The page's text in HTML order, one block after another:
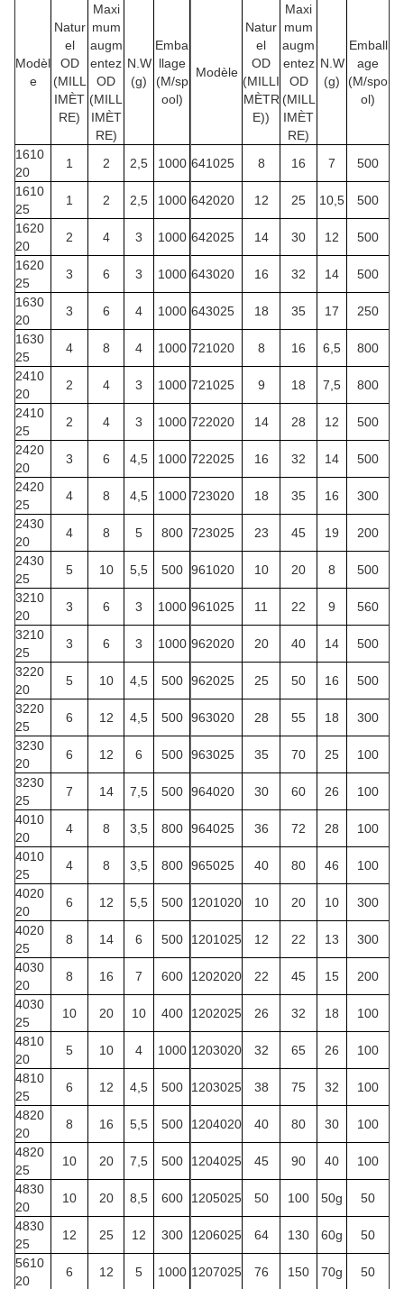
Modèl
e
Natur
el
OD
(MILL
IMÈT
RE)
Maxi
mum
augm
entez
OD
(MILL
IMÈT
RE)
N.W
(g)
Emba
llage
(M/sp
ool)
Modèle
Natur
el
OD
(MILLI
MÈTR
E))
Maxi
mum
augm
entez
OD
(MILL
IMÈT
RE)
N.W
(g)
Emball
age
(M/spo
ol)
1610
20
1 2 2,5 1000 641025 8 16 7
500
1610
25
1 2 2,5 1000 642020 12 25 10,5
500
1620
20
2 4 3 1000 642025 14 30 12
500
1620
25
3 6 3 1000 643020 16 32 14
500
1630
20
3 6 4 1000 643025 18 35 17
250
1630
25
4 8 4 1000 721020 8 16 6,5
800
2410
20
2 4 3 1000 721025 9 18 7,5
800
2410
25
2 4 3 1000 722020 14 28 12
500
2420
20
3 6 4,5 1000 722025 16 32 14
500
2420
25
4 8 4,5 1000 723020 18 35 16
300
2430
20
4 8 5 800 723025 23 45 19
200
2430
25
5 10 5,5 500 961020 10 20 8
500
3210
20
3 6 3 1000 961025 11 22 9
560
3210
25
3 6 3 1000 962020 20 40 14
500
3220
20
5 10 4,5 500 962025 25 50 16
500
3220
25
6 12 4,5 500 963020 28 55 18
300
3230
20
6 12 6 500 963025 35 70 25
100
3230
25
7 14 7,5 500 964020 30 60 26
100
4010
20
4 8 3,5 800 964025 36 72 28
100
4010
25
4 8 3,5 800 965025 40 80 46
100
4020
20
6 12 5,5 500 1201020 10 20 10
300
4020
25
8 14 6 500 1201025 12 22 13
300
4030
20
8 16 7 600 1202020 22 45 15
200
4030
25
10 20 10 400 1202025 26 32 18
100
4810
20
5 10 4 1000 1203020 32 65 26
100
4810
25
6 12 4,5 500 1203025 38 75 32
100
4820
20
8 16 5,5 500 1204020 40 80 30
100
4820
25
10 20 7,5 500 1204025 45 90 40
100
4830
20
10 20 8,5 600 1205025 50 100 50g
50
4830
25
12 25 12 300 1206025 64 130 60g
50
5610
20
6 12 5 1000 1207025 76 150 70g
50